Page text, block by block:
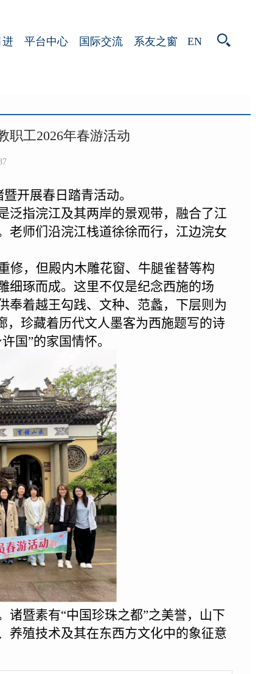
进 平台中心 国际交流 系友之窗 EN
工2026年春游活动
开展春日踏青活动。
指浣江及其两岸的景观带，融合了江
老师们沿浣江栈道徐徐而行，江边浣女
修，但殿内木雕花窗、牛腿雀替等构
细琢而成。这里不仅是纪念西施的场
奉着越王勾践、文种、范蠡，下层则为
，珍藏着历代文人墨客为西施题写的诗
国”的家国情怀。
暨素有“中国珍珠之都”之美誉，山下
养殖技术及其在东西方文化中的象征意